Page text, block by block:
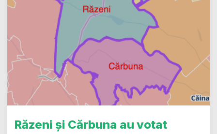
Răzeni și Cărbuna au votat